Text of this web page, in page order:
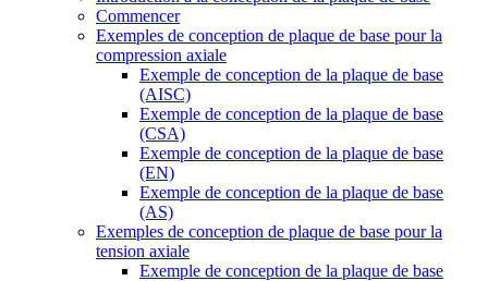
Commencer
Exemples de conception de plaque de base pour la
compression axiale
Exemple de conception de la plaque de base
(AISC)
Exemple de conception de la plaque de base
(CSA)
Exemple de conception de la plaque de base
(EN)
Exemple de conception de la plaque de base
(AS)
Exemples de conception de plaque de base pour la
tension axiale
Exemple de conception de la plaque de base